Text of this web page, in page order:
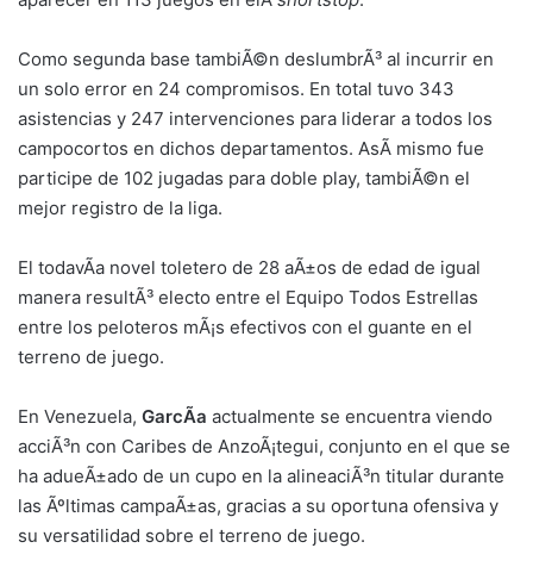
Como segunda base tambiÃ©n deslumbrÃ³ al incurrir en
un solo error en 24 compromisos. En total tuvo 343
asistencias y 247 intervenciones para liderar a todos los
campocortos en dichos departamentos. AsÃ­ mismo fue
participe de 102 jugadas para doble play, tambiÃ©n el
mejor registro de la liga.
El todavÃ­a novel toletero de 28 aÃ±os de edad de igual
manera resultÃ³ electo entre el Equipo Todos Estrellas
entre los peloteros mÃ¡s efectivos con el guante en el
terreno de juego.
En Venezuela, GarcÃ­a actualmente se encuentra viendo
acciÃ³n con Caribes de AnzoÃ¡tegui, conjunto en el que se
ha adueÃ±ado de un cupo en la alineaciÃ³n titular durante
las Ãºltimas campaÃ±as, gracias a su oportuna ofensiva y
su versatilidad sobre el terreno de juego.